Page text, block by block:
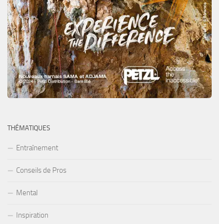
THÉMATIQUES
Entraînement
Conseils de Pros
Mental
Inspiration